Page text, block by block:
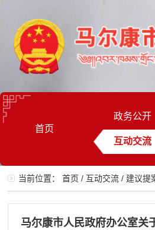
首页
政务公开
互动交流
当前位置：首页 / 互动交流 / 建议提
马尔康市人民政府办公室关